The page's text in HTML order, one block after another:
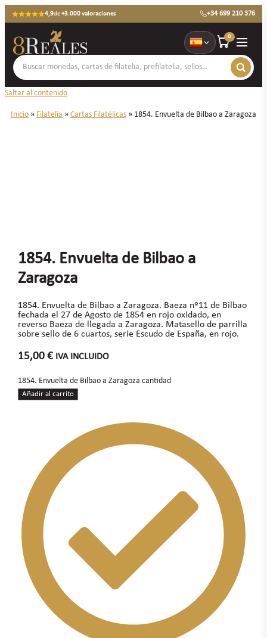
4,9de+3.000 valoraciones +34 699 210 376
0
Saltar al contenido
Inicio » Filatelia » Cartas Filatélicas » 1854. Envuelta de Bilbao a Zaragoza
1854. Envuelta de Bilbao a
Zaragoza
1854. Envuelta de Bilbao a Zaragoza. Baeza nº11 de Bilbao
fechada el 27 de Agosto de 1854 en rojo oxidado, en
reverso Baeza de llegada a Zaragoza. Matasello de parrilla
sobre sello de 6 cuartos, serie Escudo de España, en rojo.
15,00 € IVA INCLUIDO
1854. Envuelta de Bilbao a Zaragoza cantidad
Añadir al carrito